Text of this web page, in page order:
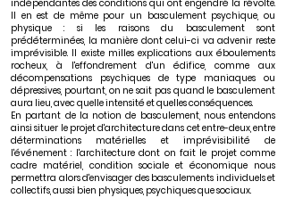
indépendantes des conditions qui ont engendré la révolte.
Il en est de même pour un basculement psychique, ou
physique : si les raisons du basculement sont
prédéterminées, la manière dont celui-ci va advenir reste
imprévisible. Il existe milles explications aux éboulements
rocheux, à l'effondrement d'un édifice, comme aux
décompensations psychiques de type maniaques ou
dépressives, pourtant, on ne sait pas quand le basculement
aura lieu, avec quelle intensité et quelles conséquences.
En partant de la notion de basculement, nous entendons
ainsi situer le projet d'architecture dans cet entre-deux, entre
déterminations matérielles et imprévisibilité de
l'événement : l'architecture dont on fait le projet comme
cadre matériel, condition sociale et économique nous
permettra alors d'envisager des basculements individuels et
collectifs, aussi bien physiques, psychiques que sociaux.